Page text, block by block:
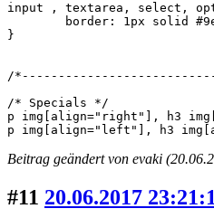
input , textarea, select,
}
/
/* Specials */
p img[align="right"], h3
p img[align="left"], h3
Beitrag geändert von evaki
#11 20.06.2017